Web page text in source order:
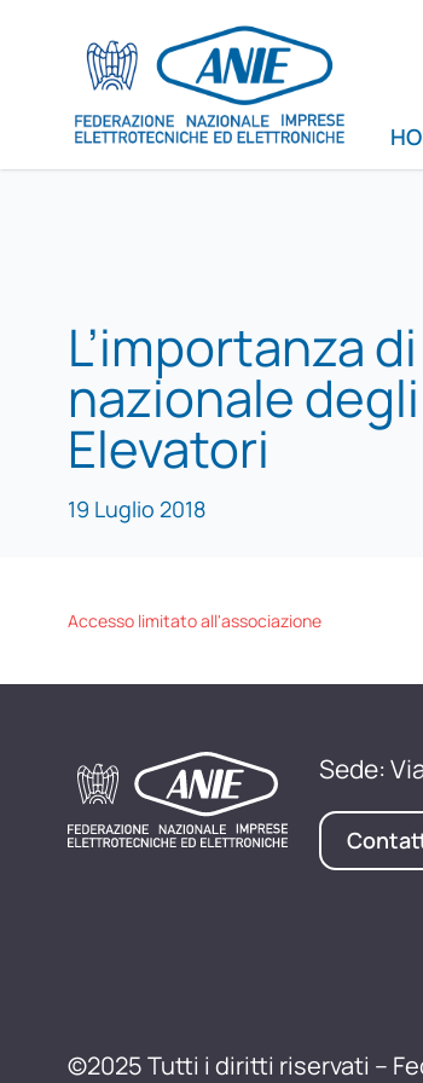
L’importanza
nazionale
Elevatori
19 Luglio 2018
Accesso limitato all'associazione
Sede:
©2025 Tutti i diritti riservati –